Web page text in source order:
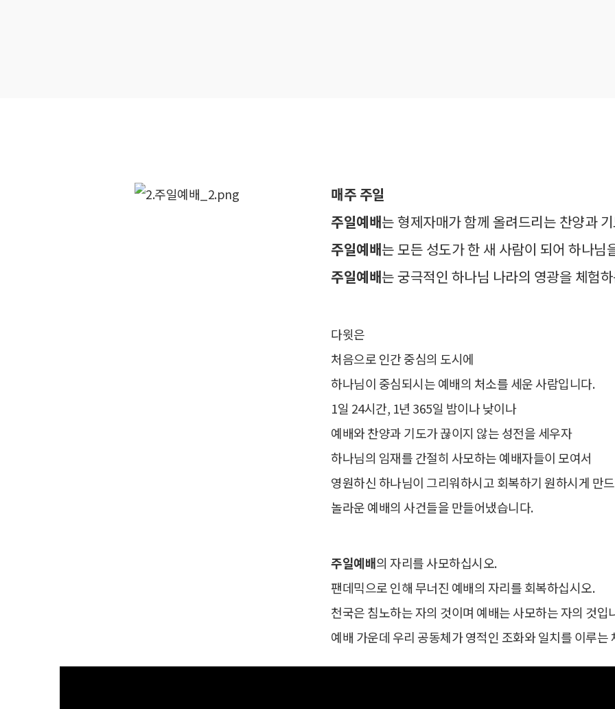
매주 주일
주일예배는 형제자매가 함께 올려드리는 찬양과
주일예배는 모든 성도가 한 새 사람이 되어 하나님
주일예배는 궁극적인 하나님 나라의 영광을 체험
다윗은ﾠ
처음으로 인간 중심의 도시에
하나님이 중심되시는 예배의 처소를 세운 사람입니다.
1일 24시간, 1년 365일 밤이나 낮이나
예배와 찬양과 기도가 끊이지 않는 성전을 세우자
하나님의 임재를 간절히 사모하는 예배자들이 모여서
영원하신 하나님이 그리워하시고 회복하기 원하시게 만
놀라운 예배의 사건들을 만들어냈습니다.
주일예배의 자리를 사모하십시오.
팬데믹으로 인해 무너진 예배의 자리를 회복하십시오.
천국은 침노하는 자의 것이며 예배는 사모하는 자의 것입
예배 가운데 우리 공동체가 영적인 조화와 일치를 이루는